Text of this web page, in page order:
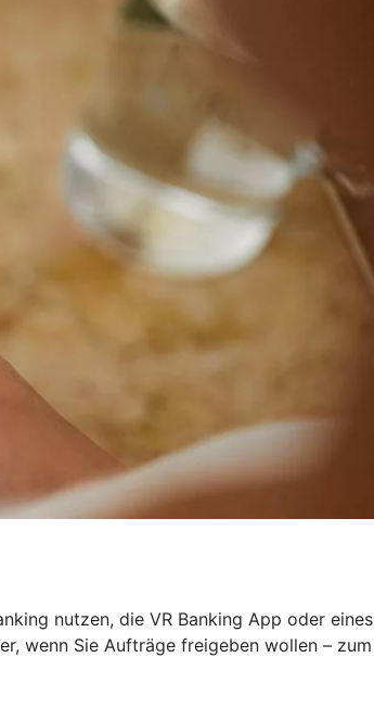
nutzen, die VR Banking App oder
wenn Sie Aufträge freigeben wollen –